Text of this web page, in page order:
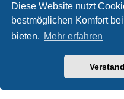
Diese Website nutzt
bestmöglichen Komfort
bieten. Mehr erfahren